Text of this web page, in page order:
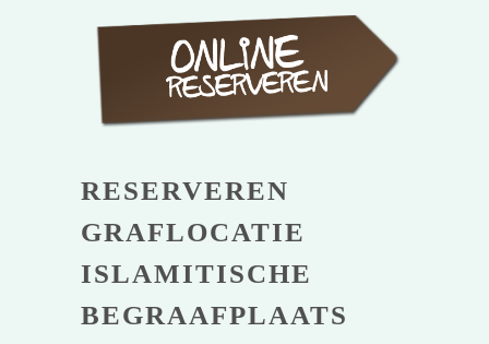
RESERVEREN
GRAFLOCATIE
ISLAMITISCHE
BEGRAAFPLAATS